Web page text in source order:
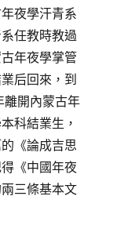
夜學汗青系
任教時教過
年夜學掌管
后回來，到
離開內蒙古年
科結業生，
《論成吉思
《中國年夜
三條基本文